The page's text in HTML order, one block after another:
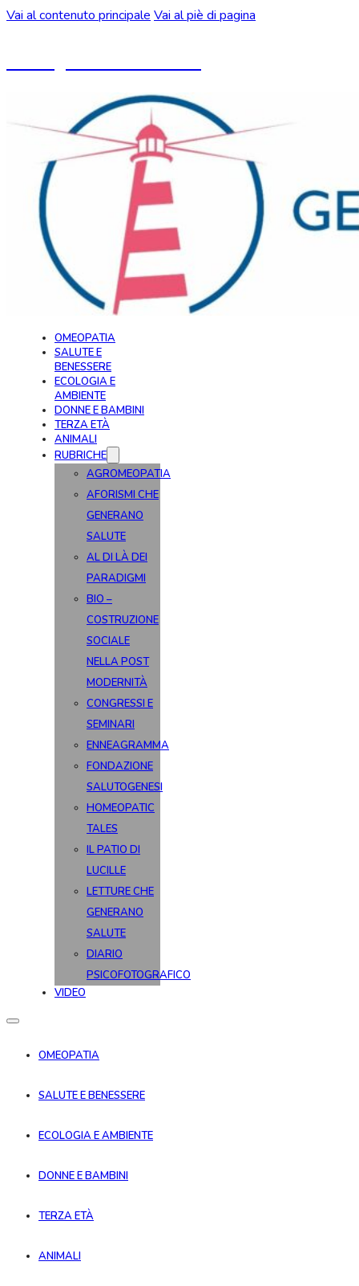
Vai al contenuto principale Vai al piè di pagina
OMEOPATIA
SALUTE E
BENESSERE
ECOLOGIA E
AMBIENTE
DONNE E BAMBINI
TERZA ETÀ
ANIMALI
RUBRICHE
AGROMEOPATIA
AFORISMI CHE
GENERANO
SALUTE
AL DI LÀ DEI
PARADIGMI
BIO –
COSTRUZIONE
SOCIALE
NELLA POST
MODERNITÀ
CONGRESSI E
SEMINARI
ENNEAGRAMMA
FONDAZIONE
SALUTOGENESI
HOMEOPATIC
TALES
IL PATIO DI
LUCILLE
LETTURE CHE
GENERANO
SALUTE
DIARIO
PSICOFOTOGRAFICO
VIDEO
OMEOPATIA
SALUTE E BENESSERE
ECOLOGIA E AMBIENTE
DONNE E BAMBINI
TERZA ETÀ
ANIMALI